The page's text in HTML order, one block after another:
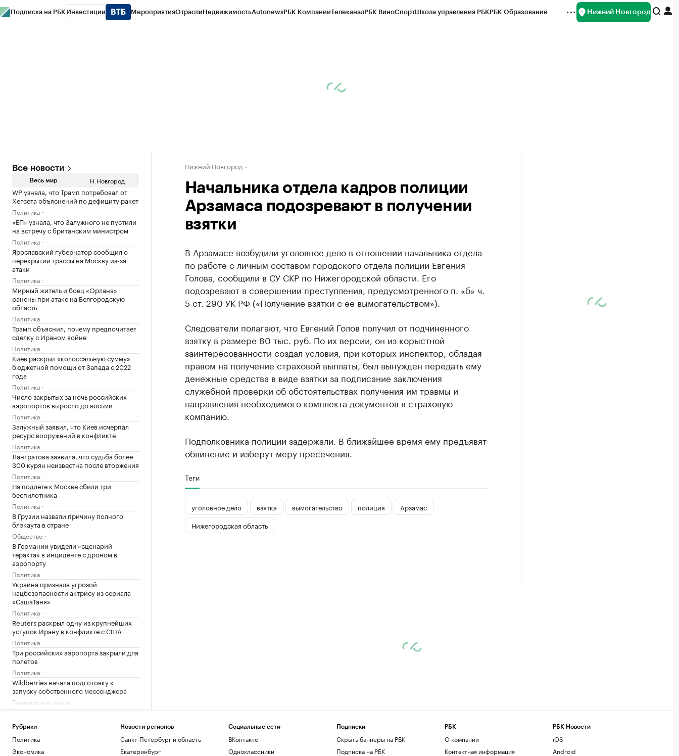
Подписка на РБК Инвестиции МероприятияОтраслиНедвижимостьAutonewsРБК КомпанииТелеканалРБК ВиноСпортШкола управления РБКРБК Образование Нижний Новгород
Все новости
Весь мир Н.Новгород
WP узнала, что Трамп потребовал от
Хегсета объяснений по дефициту ракет
Политика
«ЕП» узнала, что Залужного не пустили
на встречу с британским министром
Политика
Ярославский губернатор сообщил о
перекрытии трассы на Москву из-за
атаки
Политика
Мирный житель и боец «Орлана»
ранены при атаке на Белгородскую
область
Политика
Трамп объяснил, почему предпочитает
сделку с Ираном войне
Политика
Киев раскрыл «колоссальную сумму»
бюджетной помощи от Запада с 2022
года
Политика
Число закрытых за ночь российских
аэропортов выросло до восьми
Политика
Залужный заявил, что Киев исчерпал
ресурс вооружений в конфликте
Политика
Лантратова заявила, что судьба более
300 курян неизвестна после вторжения
Политика
На подлете к Москве сбили три
беспилотника
Политика
В Грузии назвали причину полного
блэкаута в стране
Общество
В Германии увидели «сценарий
теракта» в инциденте с дроном в
аэропорту
Политика
Украина признала угрозой
нацбезопасности актрису из сериала
«СашаТаня»
Политика
Reuters раскрыл одну из крупнейших
уступок Ирану в конфликте с США
Политика
Три российских аэропорта закрыли для
полетов
Политика
Wildberries начала подготовку к
запуску собственного мессенджера
Технологии и медиа
США потребуют от ряда иммигрантов
Политика
Adidas извинился за обилие розовых
бутс на ЧМ-26, назвав это совпадением
Нижний Новгород
Начальника отдела кадров полиции
Арзамаса подозревают в получении
взятки
В Арзамасе возбудили уголовное дело в отношении начальника отдела
по работе с личным составом городского отдела полиции Евгения
Голова, сообщили в СУ СКР по Нижегородской области. Его
подозревают в совершении преступления, предусмотренного п. «б» ч.
5 ст. 290 УК РФ («Получение взятки с ее вымогательством»).
Следователи полагают, что Евгений Голов получил от подчиненного
взятку в размере 80 тыс. руб. По их версии, он из корыстной
заинтересованности создал условия, при которых инспектор, обладая
правом на получение страховой выплаты, был вынужден передать ему
денежные средства в виде взятки за подписание заключения
служебной проверки об обстоятельствах получения им травмы и
направления необходимого комплекта документов в страховую
компанию.
Подполковника полиции задержали. В ближайшее время ему предъявят
обвинение и изберут меру пресечения.
Теги
уголовное дело взятка вымогательство полиция
Арзамас
Нижегородская область
Рубрики
Политика
Экономика
Новости регионов
Санкт-Петербург и область
Екатеринбург
Социальные сети
ВКонтакте
Одноклассники
Подписки
Скрыть баннеры на РБК
Подписка на РБК
РБК
О компании
Контактная информация
РБК Новости
iOS
Android